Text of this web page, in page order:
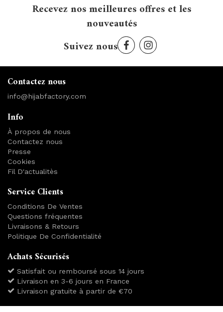
Recevez nos meilleures offres et les
nouveautés
Suivez nous
Contactez nous
info@hijabfactory.com
Info
À propos de nous
Contactez nous
Presse
Cookies
Fil D'actualitès
Service Clients
Conditions De Ventes
Questions fréquentes
Livraisons & Retours
Politique De Confidentialité
Achats Sécurisés
Satisfait ou remboursé sous 14 jours
Livraison en 3-6 jours en France
Livraison gratuite à partir de €70